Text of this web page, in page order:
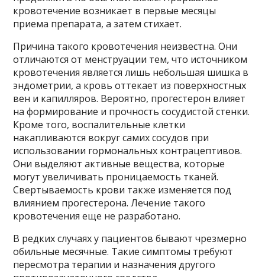
кровотечение возникает в первые месяцы
приема препарата, а затем стихает.
Причина такого кровотечения неизвестна. Они
отличаются от менструации тем, что источником
кровотечения является лишь небольшая шишка в
эндометрии, а кровь оттекает из поверхностных
вен и капилляров. Вероятно, прогестерон влияет
на формирование и прочность сосудистой стенки.
Кроме того, воспалительные клетки
накапливаются вокруг самих сосудов при
использовании гормональных контрацептивов.
Они выделяют активные вещества, которые
могут увеличивать проницаемость тканей.
Свертываемость крови также изменяется под
влиянием прогестерона. Лечение такого
кровотечения еще не разработано.
В редких случаях у пациентов бывают чрезмерно
обильные месячные. Такие симптомы требуют
пересмотра терапии и назначения другого